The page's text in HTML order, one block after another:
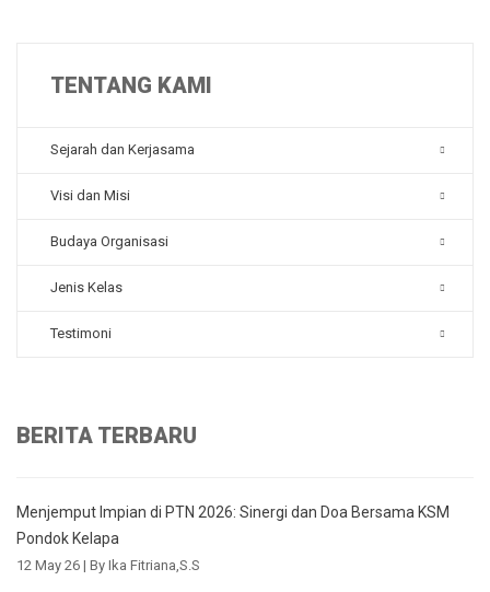
TENTANG KAMI
Sejarah dan Kerjasama
Visi dan Misi
Budaya Organisasi
Jenis Kelas
Testimoni
BERITA TERBARU
Menjemput Impian di PTN 2026: Sinergi dan Doa Bersama KSM
Pondok Kelapa
12 May 26 | By Ika Fitriana,S.S